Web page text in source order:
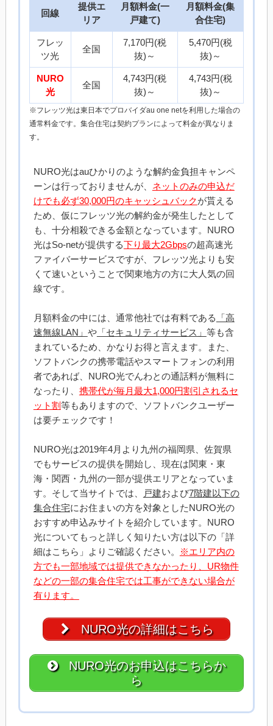
回線
提供エ
リア
月額料金(一
戸建て)
月額料金(集
合住宅)
フレッ
ツ光
全国
7,170円(税
抜)～
5,470円(税
抜)～
NURO
光
全国
4,743円(税
抜)～
4,743円(税
抜)～
※フレッツ光は東日本でプロバイダau one netを利用した場合の
通常料金です。集合住宅は契約プランによって料金が異なりま
す。
NURO光はauひかりのような解約金負担キャンペ
ーンは行っておりませんが、 ネットのみの申込だ
けでも必ず30,000円のキャッシュバックが貰える
ため、仮にフレッツ光の解約金が発生したとして
も、十分相殺できる金額となっています。NURO
光はSo-netが提供する下り最大2Gbpsの超高速光
ファイバーサービスですが、フレッツ光よりも安
くて速いということで関東地方の方に大人気の回
線です。
月額料金の中には、通常他社では有料である
「高
速無線LAN」 や「セキュリティサービス」 等も含
まれているため、かなりお得と言えます。また、
ソフトバンクの携帯電話やスマートフォンの利用
者であれば、NURO光でんわとの通話料が無料に
なったり、 携帯代が毎月最大1,000円割引されるセ
ット割等もありますので、ソフトバンクユーザー
は要チェックです！
NURO光は2019年4月より九州の福岡県、佐賀県
でもサービスの提供を開始し、現在は関東・東
海・関西・九州の一部が提供エリアとなっていま
す。そして当サイトでは、
戸建および7階建以下の
集合住宅にお住まいの方を対象としたNURO光の
おすすめ申込みサイトを紹介しています。NURO
光についてもっと詳しく知りたい方は以下の「詳
細はこちら」よりご確認ください。
※エリア内の
方でも一部地域では提供できなかったり、UR物件
などの一部の集合住宅では工事ができない場合が
有ります。
NURO光の詳細はこちら
NURO光のお申込はこちらか
ら